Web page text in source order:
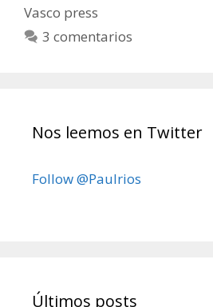
Vasco press
3 comentarios
Nos leemos en Twitter
Follow @Paulrios
Últimos posts